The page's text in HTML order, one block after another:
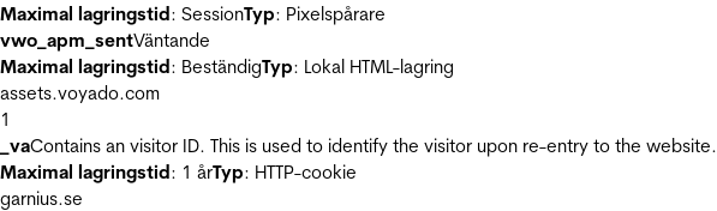
Maximal lagringstid: SessionTyp: Pixelspårare
vwo_apm_sentVäntande
Maximal lagringstid: BeständigTyp: Lokal HTML-lagring
assets.voyado.com
1
_vaContains an visitor ID. This is used to identify the visitor upon re-entry to the website.
Maximal lagringstid: 1 årTyp: HTTP-cookie
garnius.se